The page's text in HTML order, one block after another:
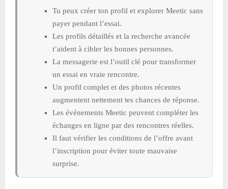
Tu peux créer ton profil et explorer Meetic sans
payer pendant l’essai.
Les profils détaillés et la recherche avancée
t’aident à cibler les bonnes personnes.
La messagerie est l’outil clé pour transformer
un essai en vraie rencontre.
Un profil complet et des photos récentes
augmentent nettement tes chances de réponse.
Les événements Meetic peuvent compléter les
échanges en ligne par des rencontres réelles.
Il faut vérifier les conditions de l’offre avant
l’inscription pour éviter toute mauvaise
surprise.